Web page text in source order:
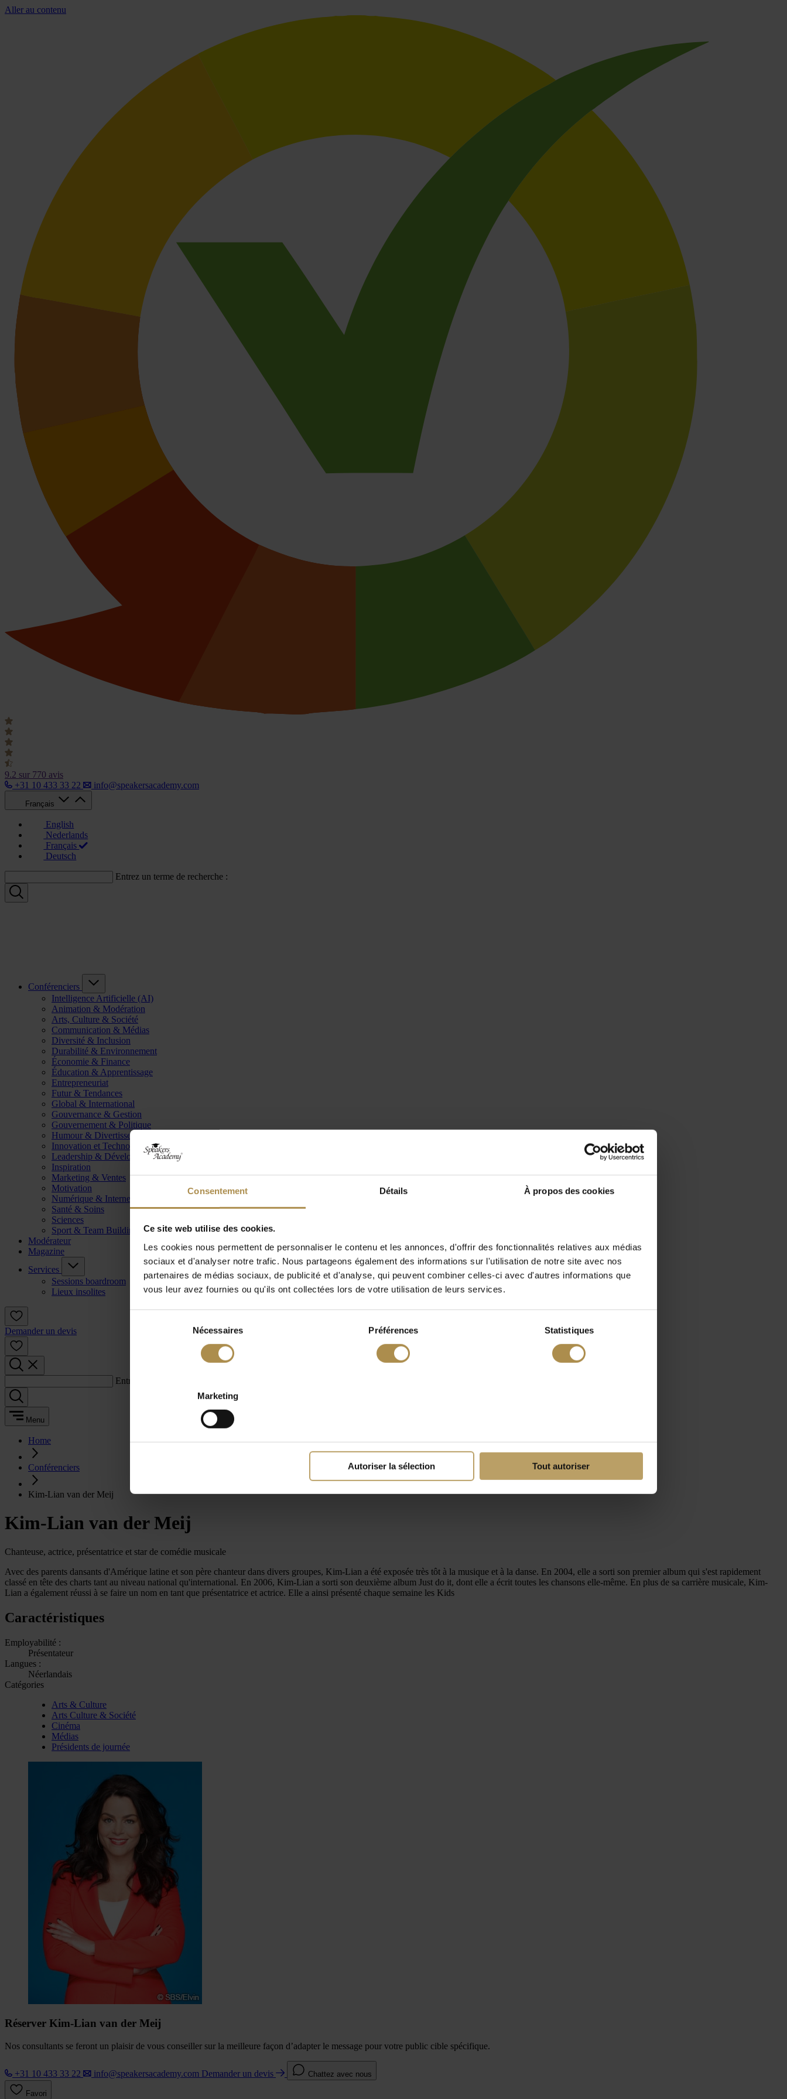
Consentement Détails À propos des cookies
Ce site web utilise des cookies.
Les cookies nous permettent de personnaliser le contenu et les annonces, d'offrir des fonctionnalités relatives aux médias
sociaux et d'analyser notre trafic. Nous partageons également des informations sur l'utilisation de notre site avec nos
partenaires de médias sociaux, de publicité et d'analyse, qui peuvent combiner celles-ci avec d'autres informations que
vous leur avez fournies ou qu'ils ont collectées lors de votre utilisation de leurs services.
Nécessaires Préférences Statistiques
Marketing
Autoriser la sélection Tout autoriser
Aller au contenu
9.2 sur 770 avis
+31 10 433 33 22
info@speakersacademy.com
Français
English
Nederlands
Français
Deutsch
Entrez un terme de recherche :
Conférenciers
Intelligence Artificielle (AI)
Animation & Modération
Arts, Culture & Société
Communication & Médias
Diversité & Inclusion
Durabilité & Environnement
Économie & Finance
Éducation & Apprentissage
Entrepreneuriat
Futur & Tendances
Global & International
Gouvernance & Gestion
Gouvernement & Politique
Humour & Divertissement
Innovation et Technologie
Leadership & Développement
Inspiration
Marketing & Ventes
Motivation
Numérique & Internet
Santé & Soins
Sciences
Sport & Team Building
Modérateur
Magazine
Services
Sessions boardroom
Lieux insolites
Demander un devis
Entrez un terme de recherche :
Menu
Home
Conférenciers
Kim-Lian van der Meij
Kim-Lian van der Meij
Chanteuse, actrice, présentatrice et star de comédie musicale
Avec des parents dansants d'Amérique latine et son père chanteur dans divers groupes, Kim-Lian a été exposée très tôt à la musique et à la danse. En 2004, elle a sorti son premier album qui s'est rapidement
classé en tête des charts tant au niveau national qu'international. En 2006, Kim-Lian a sorti son deuxième album Just do it, dont elle a écrit toutes les chansons elle-même. En plus de sa carrière musicale, Kim-
Lian a également réussi à se faire un nom en tant que présentatrice et actrice. Elle a ainsi présenté chaque semaine les Kids
Caractéristiques
Employabilité :
Présentateur
Langues :
Néerlandais
Catégories
Arts & Culture
Arts Culture & Société
Cinéma
Médias
Présidents de journée
Réserver Kim-Lian van der Meij
Nos consultants se feront un plaisir de vous conseiller sur la meilleure façon d’adapter le message pour votre public cible spécifique.
+31 10 433 33 22 info@speakersacademy.com Demander un devis Chattez avec nous
Favori